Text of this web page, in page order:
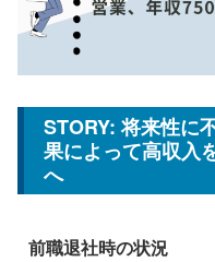
STORY: 将来性に
果によって高収入
へ
前職退社時の状況